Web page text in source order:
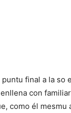
puntu final a la so
enllena con
como él mesmu